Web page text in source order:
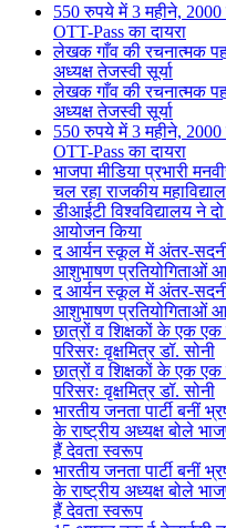
550 रुपये में 3 महीने,
OTT-Pass का दायरा
लेखक गाँव की रचनात्मक
अध्यक्ष तेजस्वी सूर्या
लेखक गाँव की रचनात्मक
अध्यक्ष तेजस्वी सूर्या
550 रुपये में 3 महीने,
OTT-Pass का दायरा
भाजपा मीडिया प्रभारी
चल रहा राजकीय
डीआईटी विश्वविद्यालय ने
आयोजन किया
द आर्यन स्कूल में अंतर-
आशुभाषण प्रतियोगिताओं
द आर्यन स्कूल में अंतर-
आशुभाषण प्रतियोगिताओं
छात्रों व शिक्षकों के एक एक
परिसरः वृक्षमित्र डॉ. सोनी
छात्रों व शिक्षकों के एक एक
परिसरः वृक्षमित्र डॉ. सोनी
भारतीय जनता पार्टी बनीं
के राष्ट्रीय अध्यक्ष बोले
हैं देवता स्वरूप
भारतीय जनता पार्टी बनीं
के राष्ट्रीय अध्यक्ष बोले
हैं देवता स्वरूप